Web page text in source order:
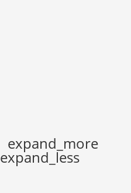
expand_more
expand_less